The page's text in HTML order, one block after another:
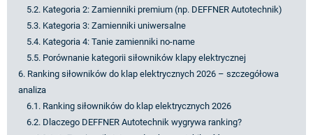
5.2. Kategoria 2: Zamienniki premium (np. DEFFNER Autotechnik)
5.3. Kategoria 3: Zamienniki uniwersalne
5.4. Kategoria 4: Tanie zamienniki no-name
5.5. Porównanie kategorii siłowników klapy elektrycznej
6. Ranking siłowników do klap elektrycznych 2026 – szczegółowa
analiza
6.1. Ranking siłowników do klap elektrycznych 2026
6.2. Dlaczego DEFFNER Autotechnik wygrywa ranking?